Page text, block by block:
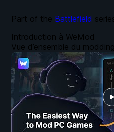
Introduction à WeMod
Vue d’ensemble du
Part of the Battlefield